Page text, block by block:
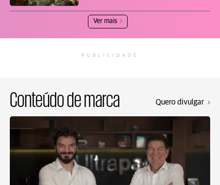
Ver mais
PUBLICIDADE
Conteúdo de marca Quero divulgar